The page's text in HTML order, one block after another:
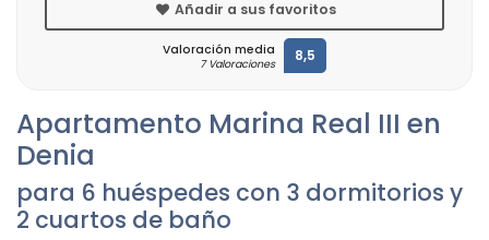
Apartamento Marina Real III en
Denia
para 6 huéspedes con 3 dormitorios y
2 cuartos de baño
Añadir a sus favoritos
Valoración media
7 Valoraciones 8,5